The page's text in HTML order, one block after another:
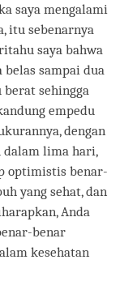
saya mengalami
itu sebenarnya
saya bahwa
sampai dua
sehingga
empedu
dengan
dalam lima hari,
optimistis benar-
yang sehat, dan
Anda
benar
kesehatan